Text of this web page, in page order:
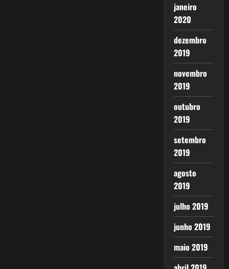
janeiro
2020
dezembro
2019
novembro
2019
outubro
2019
setembro
2019
agosto
2019
julho 2019
junho 2019
maio 2019